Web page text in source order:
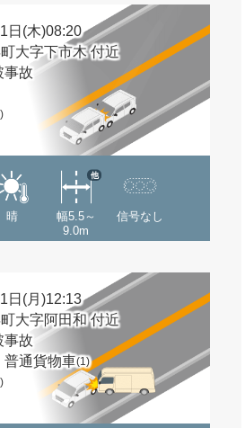
日(木)08:20
大字下市木 付近
事故
晴
幅5.5～
9.0m
他
信号なし
日(月)12:13
大字阿田和 付近
事故
普通貨物車(1)